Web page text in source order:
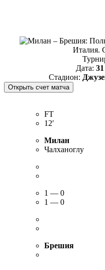
Италия.
Дата:
Стадион:
FT
12′
Милан
Чалханоглу
1 — 0
1 — 0
Брешия